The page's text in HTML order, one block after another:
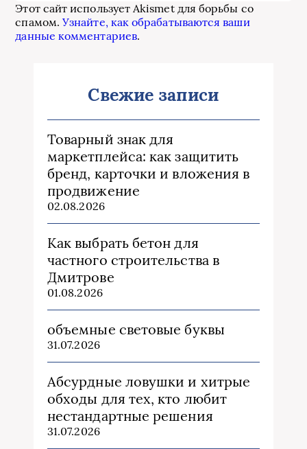
Этот сайт использует Akismet для борьбы со
спамом.Узнайте, как обрабатываются ваши
данные комментариев.
Свежие записи
Товарный знак для
маркетплейса: как защитить
бренд, карточки и вложения в
продвижение
02.08.2026
Как выбрать бетон для
частного строительства в
Дмитрове
01.08.2026
объемные световые буквы
31.07.2026
Абсурдные ловушки и хитрые
обходы для тех, кто любит
нестандартные решения
31.07.2026